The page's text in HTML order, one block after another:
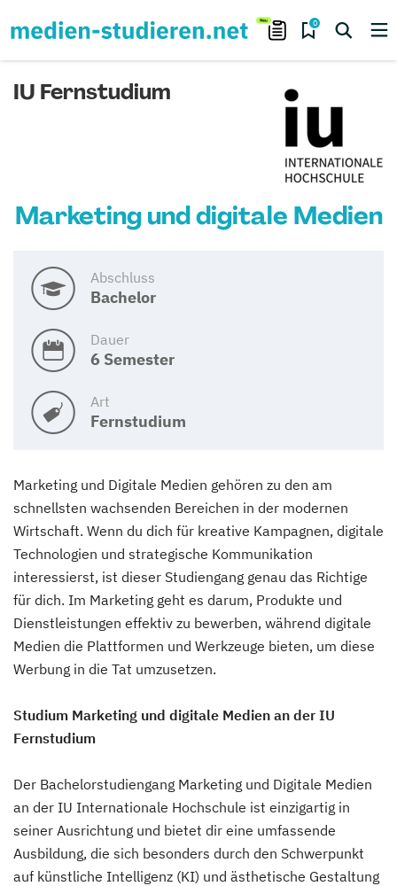
0
IU Fernstudium
Marketing und digitale Medien
Abschluss
Bachelor
Dauer
6 Semester
Art
Fernstudium
Marketing und Digitale Medien gehören zu den am
schnellsten wachsenden Bereichen in der modernen
Wirtschaft. Wenn du dich für kreative Kampagnen, digitale
Technologien und strategische Kommunikation
interessierst, ist dieser Studiengang genau das Richtige
für dich. Im Marketing geht es darum, Produkte und
Dienstleistungen effektiv zu bewerben, während digitale
Medien die Plattformen und Werkzeuge bieten, um diese
Werbung in die Tat umzusetzen.
Studium Marketing und digitale Medien an der IU
Fernstudium
Der Bachelorstudiengang Marketing und Digitale Medien
an der IU Internationale Hochschule ist einzigartig in
seiner Ausrichtung und bietet dir eine umfassende
Ausbildung, die sich besonders durch den Schwerpunkt
auf künstliche Intelligenz (KI) und ästhetische Gestaltung